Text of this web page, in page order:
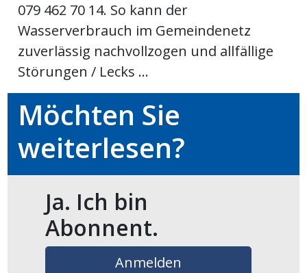
Auw
Auw:
offizielle
Mitteilungen
079 462 70 14. So kann der
Wasserverbrauch im Gemeindenetz
zuverlässig nachvollzogen und allfällige
Störungen / Lecks ...
Möchten Sie
weiterlesen?
Ja. Ich bin
Abonnent.
Anmelden